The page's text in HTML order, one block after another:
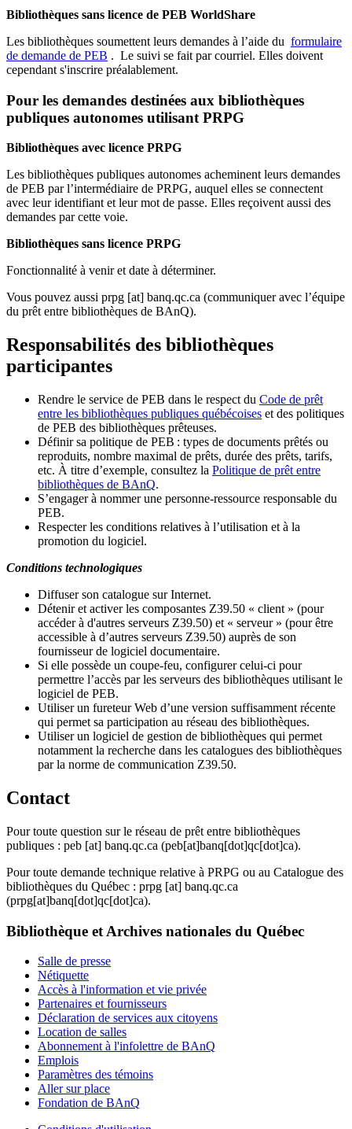
Bibliothèques sans licence de PEB WorldShare
Les bibliothèques soumettent leurs demandes à l’aide du formulaire
de demande de PEB . Le suivi se fait par courriel. Elles doivent
cependant s'inscrire préalablement.
Pour les demandes destinées aux bibliothèques
publiques autonomes utilisant PRPG
Bibliothèques avec licence PRPG
Les bibliothèques publiques autonomes acheminent leurs demandes
de PEB par l’intermédiaire de PRPG, auquel elles se connectent
avec leur identifiant et leur mot de passe. Elles reçoivent aussi des
demandes par cette voie.
Bibliothèques sans licence PRPG
Fonctionnalité à venir et date à déterminer.
Vous pouvez aussi prpg [at] banq.qc.ca (communiquer avec l’équipe
du prêt entre bibliothèques de BAnQ).
Responsabilités des bibliothèques
participantes
Rendre le service de PEB dans le respect du Code de prêt
entre les bibliothèques publiques québécoises et des politiques
de PEB des bibliothèques prêteuses.
Définir sa politique de PEB : types de documents prêtés ou
reproduits, nombre maximal de prêts, durée des prêts, tarifs,
etc. À titre d’exemple, consultez la Politique de prêt entre
bibliothèques de BAnQ.
S’engager à nommer une personne-ressource responsable du
PEB.
Respecter les conditions relatives à l’utilisation et à la
promotion du logiciel.
Conditions technologiques
Diffuser son catalogue sur Internet.
Détenir et activer les composantes Z39.50 « client » (pour
accéder à d'autres serveurs Z39.50) et « serveur » (pour être
accessible à d’autres serveurs Z39.50) auprès de son
fournisseur de logiciel documentaire.
Si elle possède un coupe-feu, configurer celui-ci pour
permettre l’accès par les serveurs des bibliothèques utilisant le
logiciel de PEB.
Utiliser un fureteur Web d’une version suffisamment récente
qui permet sa participation au réseau des bibliothèques.
Utiliser un logiciel de gestion de bibliothèques qui permet
notamment la recherche dans les catalogues des bibliothèques
par la norme de communication Z39.50.
Contact
Pour toute question sur le réseau de prêt entre bibliothèques
publiques : peb [at] banq.qc.ca (peb[at]banq[dot]qc[dot]ca).
Pour toute demande technique relative à PRPG ou au Catalogue des
bibliothèques du Québec : prpg [at] banq.qc.ca
(prpg[at]banq[dot]qc[dot]ca).
Bibliothèque et Archives nationales du Québec
Salle de presse
Nétiquette
Accès à l'information et vie privée
Partenaires et fournisseurs
Déclaration de services aux citoyens
Location de salles
Abonnement à l'infolettre de BAnQ
Emplois
Paramètres des témoins
Aller sur place
Fondation de BAnQ